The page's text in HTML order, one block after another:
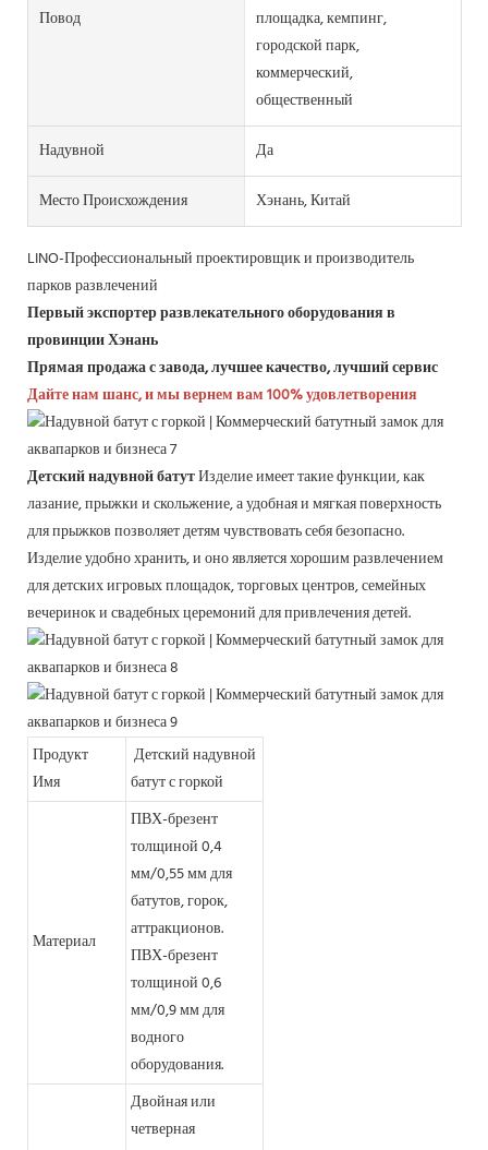
Повод
площадка, кемпинг,
городской парк,
коммерческий,
общественный
Надувной
Да
Место Происхождения
Хэнань, Китай
LINO-Профессиональный проектировщик и производитель
парков развлечений
Первый экспортер развлекательного оборудования в
провинции Хэнань
Прямая продажа с завода, лучшее качество, лучший сервис
Дайте нам шанс, и мы вернем вам 100% удовлетворения
Детский надувной батутИзделие имеет такие функции, как
лазание, прыжки и скольжение, а удобная и мягкая поверхность
для прыжков позволяет детям чувствовать себя безопасно.
Изделие удобно хранить, и оно является хорошим развлечением
для детских игровых площадок, торговых центров, семейных
вечеринок и свадебных церемоний для привлечения детей.
Продукт
Имя
Детский надувной
батут с горкой
Материал
ПВХ-брезент
толщиной 0,4
мм/0,55 мм для
батутов, горок,
аттракционов.
ПВХ-брезент
толщиной 0,6
мм/0,9 мм для
водного
оборудования.
Двойная или
четверная